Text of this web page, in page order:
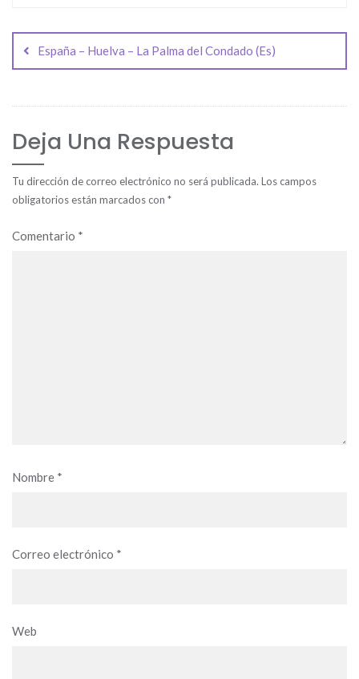
de
entradas
España – Huelva – La Palma del Condado (Es)
Deja Una Respuesta
Tu dirección de correo electrónico no será publicada. Los campos
obligatorios están marcados con *
Comentario *
Nombre *
Correo electrónico *
Web